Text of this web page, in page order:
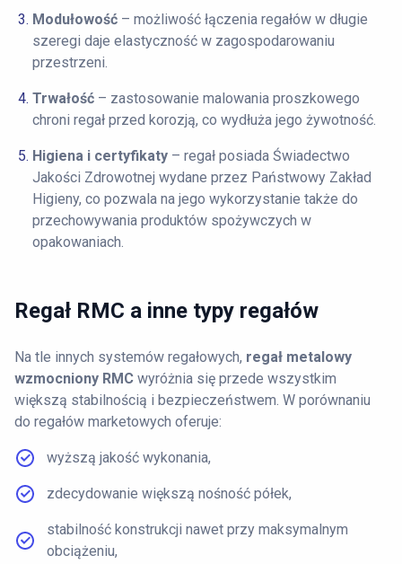
Modułowość – możliwość łączenia regałów w długie
szeregi daje elastyczność w zagospodarowaniu
przestrzeni.
Trwałość – zastosowanie malowania proszkowego
chroni regał przed korozją, co wydłuża jego żywotność.
Higiena i certyfikaty – regał posiada Świadectwo
Jakości Zdrowotnej wydane przez Państwowy Zakład
Higieny, co pozwala na jego wykorzystanie także do
przechowywania produktów spożywczych w
opakowaniach.
Regał RMC a inne typy regałów
Na tle innych systemów regałowych, regał metalowy
wzmocniony RMC wyróżnia się przede wszystkim
większą stabilnością i bezpieczeństwem. W porównaniu
do regałów marketowych oferuje:
wyższą jakość wykonania,
zdecydowanie większą nośność półek,
stabilność konstrukcji nawet przy maksymalnym
obciążeniu,